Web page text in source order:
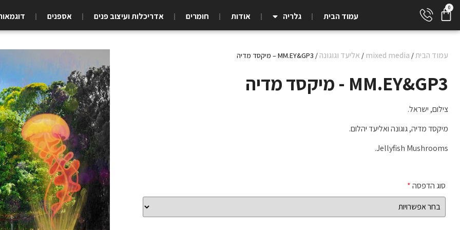
עמוד הבית גלריה אודות חומרים אדריכלות ועיצוב פנים אספנים
עמוד הבית/
mixed media
/ אליעד וגוגונה / MM.EY&GP3 – מיקסד מדיה
MM.EY&GP3 - מיקסד מדיה
צילום, ישראל.
מיקסד מדיה, גוגונה ואליעד יהלום.
Jellyfish Mushrooms.
סוג הדפסה*